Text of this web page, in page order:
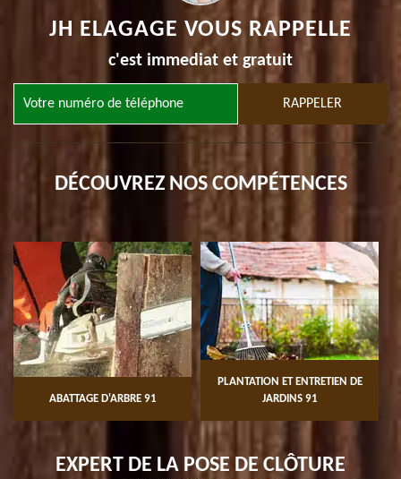
JH ELAGAGE VOUS RAPPELLE
c'est immediat et gratuit
DÉCOUVREZ NOS COMPÉTENCES
ABATTAGE D'ARBRE 91
PLANTATION ET ENTRETIEN DE
JARDINS 91
EXPERT DE LA POSE DE CLÔTURE